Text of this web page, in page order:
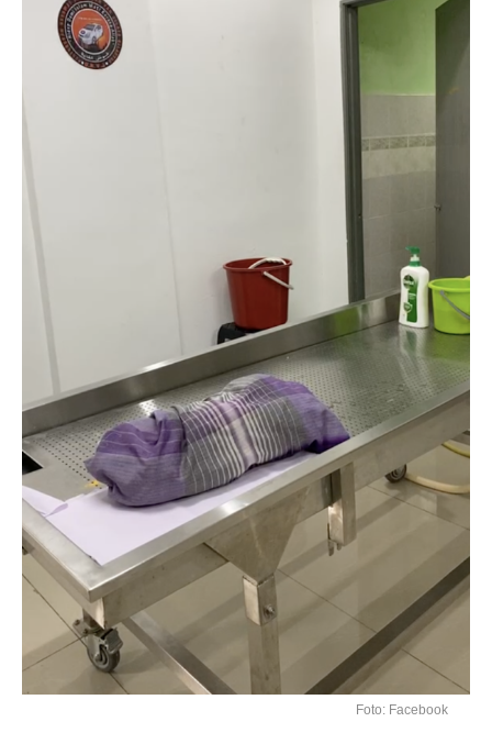
Foto: Facebook